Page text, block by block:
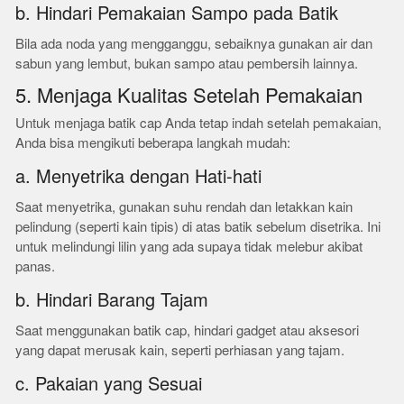
b. Hindari Pemakaian Sampo pada Batik
Bila ada noda yang mengganggu, sebaiknya gunakan air dan
sabun yang lembut, bukan sampo atau pembersih lainnya.
5. Menjaga Kualitas Setelah Pemakaian
Untuk menjaga batik cap Anda tetap indah setelah pemakaian,
Anda bisa mengikuti beberapa langkah mudah:
a. Menyetrika dengan Hati-hati
Saat menyetrika, gunakan suhu rendah dan letakkan kain
pelindung (seperti kain tipis) di atas batik sebelum disetrika. Ini
untuk melindungi lilin yang ada supaya tidak melebur akibat
panas.
b. Hindari Barang Tajam
Saat menggunakan batik cap, hindari gadget atau aksesori
yang dapat merusak kain, seperti perhiasan yang tajam.
c. Pakaian yang Sesuai